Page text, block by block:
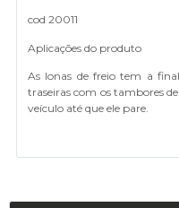
cod 20011
Aplicações do produto
As lonas de freio tem a
traseiras com os tambores
veículo até que ele pare.